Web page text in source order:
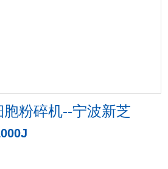
粉碎机--宁波新芝